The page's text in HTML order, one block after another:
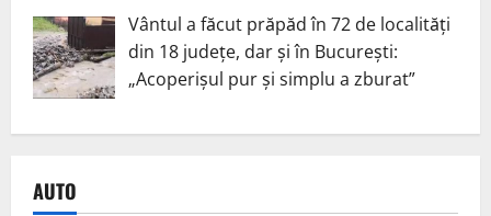
Vântul a făcut prăpăd în 72 de localități
din 18 județe, dar și în București:
„Acoperișul pur și simplu a zburat”
AUTO